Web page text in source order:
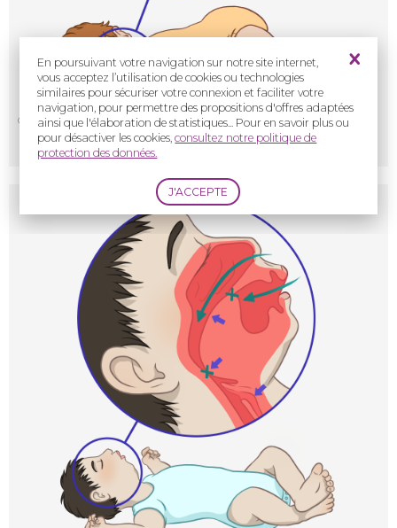
En poursuivant votre navigation sur notre site internet,
vous acceptez l’utilisation de cookies ou technologies
similaires pour sécuriser votre connexion et faciliter votre
navigation, pour permettre des propositions d'offres adaptées
ainsi que l'élaboration de statistiques... Pour en savoir plus ou
pour désactiver les cookies,consultez notre politique de
protection des données.
Crédit : Cassandra Vion
Couchage ventral du nourrisson